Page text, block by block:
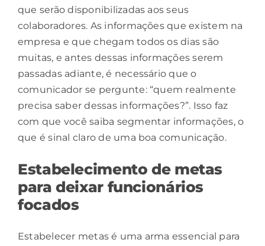
que serão disponibilizadas aos seus
colaboradores. As informações que existem na
empresa e que chegam todos os dias são
muitas, e antes dessas informações serem
passadas adiante, é necessário que o
comunicador se pergunte: “quem realmente
precisa saber dessas informações?”. Isso faz
com que você saiba segmentar informações, o
que é sinal claro de uma boa comunicação.
Estabelecimento de metas
para deixar funcionários
focados
Estabelecer metas é uma arma essencial para